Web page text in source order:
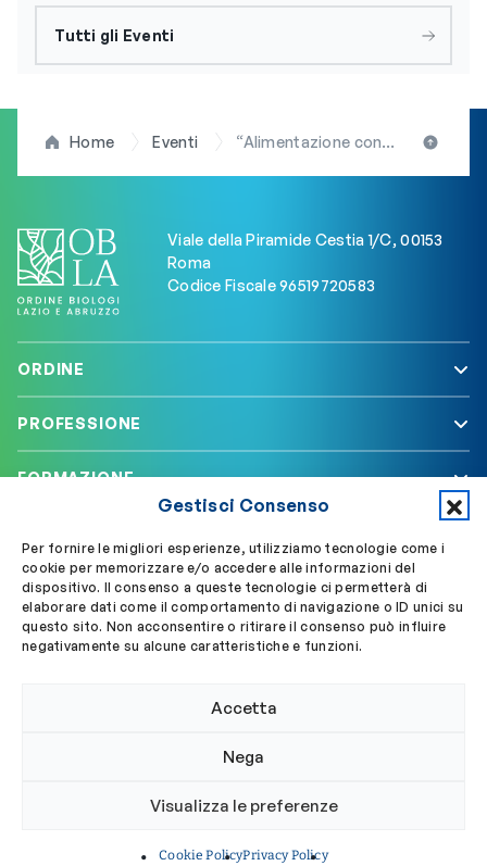
Gestisci Consenso
Per fornire le migliori esperienze, utilizziamo tecnologie come i
cookie per memorizzare e/o accedere alle informazioni del
dispositivo. Il consenso a queste tecnologie ci permetterà di
elaborare dati come il comportamento di navigazione o ID unici su
questo sito. Non acconsentire o ritirare il consenso può influire
negativamente su alcune caratteristiche e funzioni.
Accetta
Nega
Visualizza le preferenze
Cookie PolicyPrivacy Policy
Tutti gli Eventi
Home Eventi “Alimentazione consapevole, scelte sane per una vita migliore”: il 15 febbraio, a Latina, la “Giornata di informazione e sensibilizzazione” realizzata con il patrocinio dell’OBLA
Viale della Piramide Cestia 1/C, 00153
Roma
Codice Fiscale 96519720583
ORDINE
PROFESSIONE
FORMAZIONE
Segui OBLA su Accedi a My OBLA
Cookie policy